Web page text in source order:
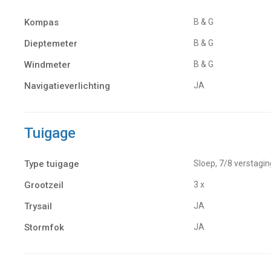
Kompas B & G
Dieptemeter B & G
Windmeter B & G
Navigatieverlichting JA
Tuigage
Type tuigage Sloep, 7/8
Grootzeil 3 x
Trysail JA
Stormfok JA